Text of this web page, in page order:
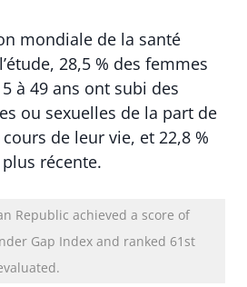
mondiale de la santé
28,5 % des femmes
à 49 ans ont subi des
ou sexuelles de la part de
de leur vie, et 22,8 %
récente.
Republic achieved a score of
Gap Index and ranked 61st